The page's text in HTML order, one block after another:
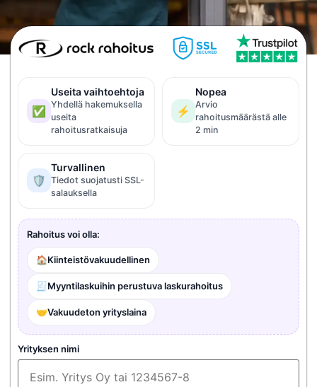
✅
Useita vaihtoehtoja
Yhdellä hakemuksella
useita
rahoitusratkaisuja
⚡
Nopea
Arvio
rahoitusmäärästä alle
2 min
🛡️
Turvallinen
Tiedot suojatusti SSL-
salauksella
Rahoitus voi olla:
🏠Kiinteistövakuudellinen
🧾Myyntilaskuihin perustuva laskurahoitus
🤝Vakuudeton yrityslaina
Yrityksen nimi